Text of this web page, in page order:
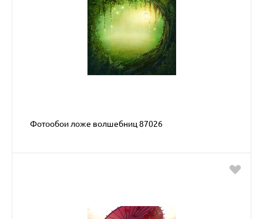
Фотообои ложе волшебниц 87026